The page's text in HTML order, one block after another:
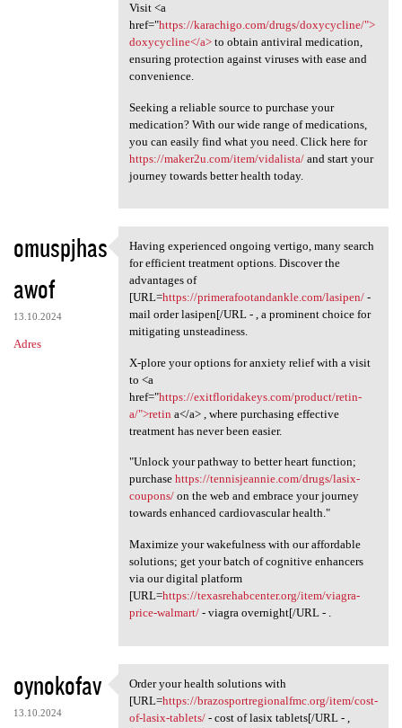
Visit <a
href="https://karachigo.com/drugs/doxycycline/">
doxycycline</a>to obtain antiviral medication,
ensuring protection against viruses with ease and
convenience.
Seeking a reliable source to purchase your
medication? With our wide range of medications,
you can easily find what you need. Click here for
https://maker2u.com/item/vidalista/and start your
journey towards better health today.
omuspjhas
awof
13.10.2024
Adres
Having experienced ongoing
Having experienced ongoing vertigo, many search
for efficient treatment options. Discover the
advantages of
[URL=https://primerafootandankle.com/lasipen/-
mail order lasipen[/URL - , a prominent choice for
mitigating unsteadiness.
X-plore your options for anxiety relief with a visit
to <a
href="https://exitfloridakeys.com/product/retin-
a/">retin a</a> , where purchasing effective
treatment has never been easier.
"Unlock your pathway to better heart function;
purchase https://tennisjeannie.com/drugs/lasix-
coupons/on the web and embrace your journey
towards enhanced cardiovascular health."
Maximize your wakefulness with our affordable
solutions; get your batch of cognitive enhancers
via our digital platform
[URL=https://texasrehabcenter.org/item/viagra-
price-walmart/- viagra overnight[/URL - .
oynokofav
13.10.2024
Order your health solutions
Order your health solutions with
[URL=https://brazosportregionalfmc.org/item/cost-
of-lasix-tablets/- cost of lasix tablets[/URL - ,